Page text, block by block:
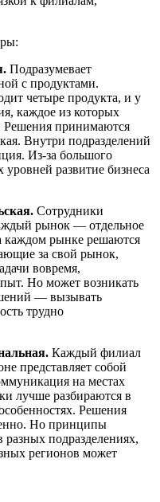
Подразумевает
с продуктами.
четыре продукта, и у
каждое из которых
Решения принимаются
Внутри подразделений
Из-за большого
развитие бизнеса
Сотрудники
рынок — отдельное
каждом рынке решаются
за свой рынок,
вовремя,
Но может возникать
— вызывать
трудно
Каждый филиал
представляет собой
на местах
лучше разбираются в
Решения
Но принципы
разных подразделениях,
регионов может